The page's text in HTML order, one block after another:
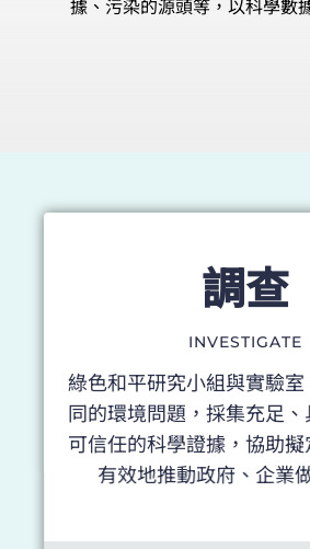
調查
INVESTIGATE
綠色和平研究小組與實驗
同的環境問題，採集充足、
可信任的科學證據，協助擬
有效地推動政府、企業